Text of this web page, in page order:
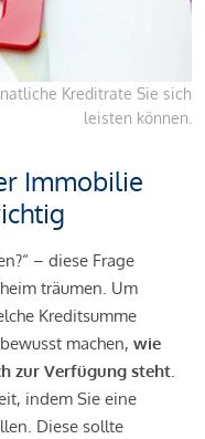
Kreditrate Sie sich
leisten können.
Immobilie
– diese Frage
träumen. Um
Kreditsumme
machen, wie
zur Verfügung steht.
indem Sie eine
Diese sollte